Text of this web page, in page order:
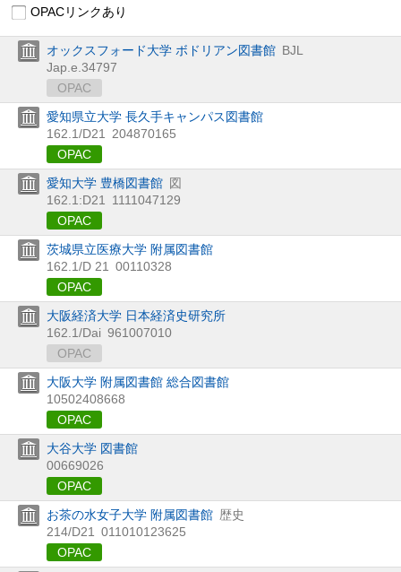
OPACリンクあり
オックスフォード大学 ボドリアン図書館 BJL
Jap.e.34797
OPAC
愛知県立大学 長久手キャンパス図書館
162.1/D21
204870165
OPAC
愛知大学 豊橋図書館 図
162.1:D21
1111047129
OPAC
茨城県立医療大学 附属図書館
162.1/D 21
00110328
OPAC
大阪経済大学 日本経済史研究所
162.1/Dai 961007010
OPAC
大阪大学 附属図書館 総合図書館
10502408668
OPAC
大谷大学 図書館
00669026
OPAC
お茶の水女子大学 附属図書館 歴史
214/D21
011010123625
OPAC